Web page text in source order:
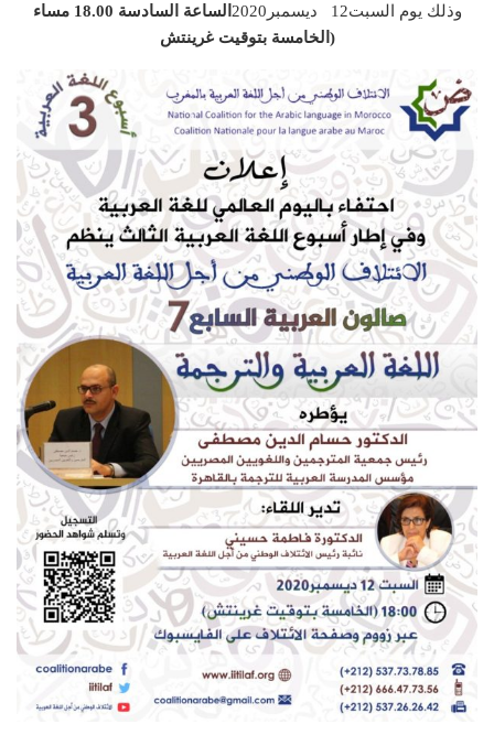
وذلك يوم السبت12 ديسمبر2020
الساعة السادسة 18.00 مساء
(الخامسة بتوقيت غرينتش